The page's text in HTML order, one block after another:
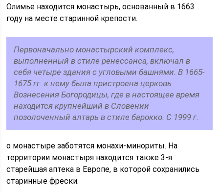
Олимье находится монастырь, основанный в 1663
году на месте старинной крепости.
Первоначально монастырский комплекс,
выполненный в стиле ренессанса, включал в
себя четыре здания с угловыми башнями. В 1665-
1675 гг. к нему была пристроена церковь
Вознесения Богородицы, где в настоящее время
находится крупнейший в Словении
позолоченный алтарь в стиле барокко. С 1999 г.
о монастыре заботятся монахи-минориты. На
территории монастыря находится также 3-я
старейшая аптека в Европе, в которой сохранились
старинные фрески.